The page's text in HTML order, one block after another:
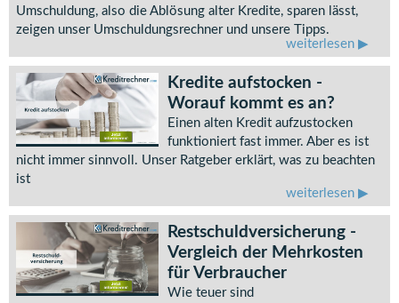
Umschuldung, also die Ablösung alter Kredite, sparen lässt,
zeigen unser Umschuldungsrechner und unsere Tipps.
weiterlesen
Kredite aufstocken -
Worauf kommt es an?
Einen alten Kredit aufzustocken
funktioniert fast immer. Aber es ist
nicht immer sinnvoll. Unser Ratgeber erklärt, was zu beachten
ist
weiterlesen
Restschuldversicherung -
Vergleich der Mehrkosten
für Verbraucher
Wie teuer sind